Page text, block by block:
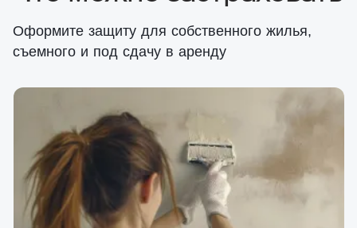
Оформите защиту для собственного жилья,
съемного и под сдачу в аренду